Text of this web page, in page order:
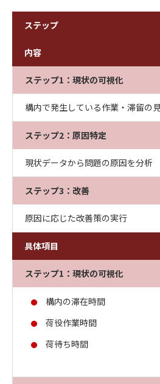
ステップ
内容
具体項目
ステップ1：現状の可視化
構内で発生している作業・滞留の
ステップ1：現状の可視化
構内の滞在時間
荷役作業時間
荷待ち時間
ステップ2：原因特定
現状データから問題の原因を分析
ステップ3：改善
原因に応じた改善策の実行